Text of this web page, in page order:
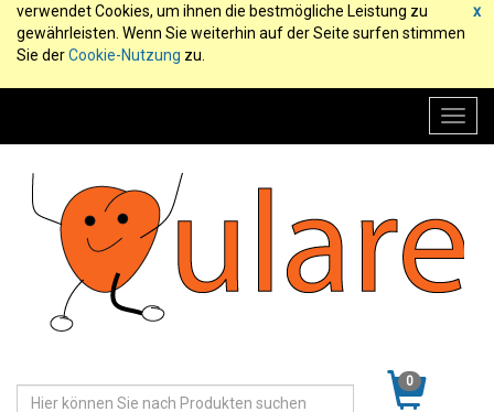
x
verwendet Cookies, um ihnen die bestmögliche Leistung zu
gewährleisten. Wenn Sie weiterhin auf der Seite surfen stimmen
Sie derCookie-Nutzung zu.
0